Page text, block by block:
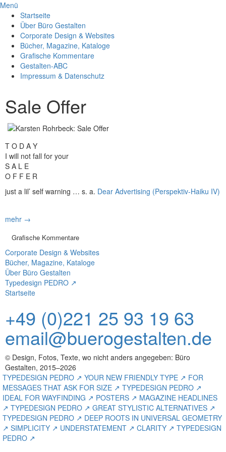
Menü
Startseite
Über Büro Gestalten
Corporate Design & Websites
Bücher, Magazine, Kataloge
Grafische Kommentare
Gestalten-ABC
Impressum & Datenschutz
Sale Offer
T O D A Y
I will not fall for your
S A L E
O F F E R
just a lil’ self warning … s. a. Dear Advertising (Perspektiv-Haiku IV)
mehr →
Grafische Kommentare
Corporate Design & Websites
Bücher, Magazine, Kataloge
Über Büro Gestalten
Typedesign PEDRO ↗
Startseite
+49 (0)221 25 93 19 63
email@buerogestalten.de
© Design, Fotos, Texte, wo nicht anders angegeben: Büro
Gestalten, 2015–2026
TYPEDESIGN PEDRO ↗ YOUR NEW FRIENDLY TYPE ↗ FOR
MESSAGES THAT ASK FOR SIZE ↗ TYPEDESIGN PEDRO ↗
IDEAL FOR WAYFINDING ↗ POSTERS ↗ MAGAZINE HEADLINES
↗ TYPEDESIGN PEDRO ↗ GREAT STYLISTIC ALTERNATIVES ↗
TYPEDESIGN PEDRO ↗ DEEP ROOTS IN UNIVERSAL GEOMETRY
↗ SIMPLICITY ↗ UNDERSTATEMENT ↗ CLARITY ↗ TYPEDESIGN
PEDRO ↗